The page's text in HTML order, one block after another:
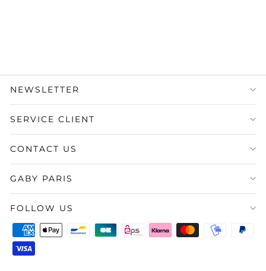
NEWSLETTER
SERVICE CLIENT
CONTACT US
GABY PARIS
FOLLOW US